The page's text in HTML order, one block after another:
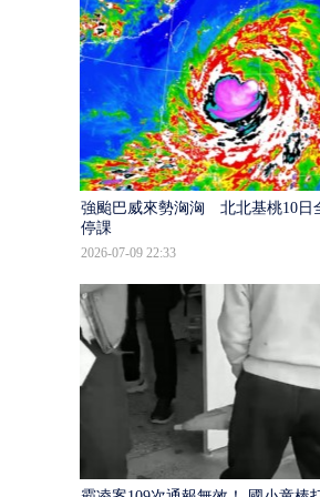
強颱巴威來勢洶洶 北北基桃10日
停課
2026-07-09 22:33